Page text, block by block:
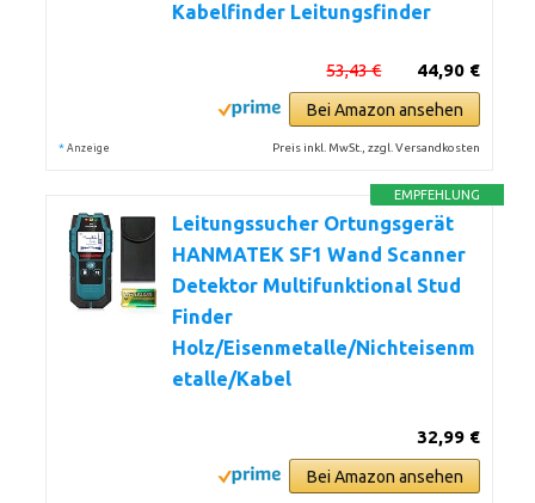
Kabelfinder Leitungsfinder
44,90 €
53,43 €
Bei Amazon ansehen
* Anzeige Preis inkl. MwSt., zzgl. Versandkosten
EMPFEHLUNG
Leitungssucher Ortungsgerät
HANMATEK SF1 Wand Scanner
Detektor Multifunktional Stud
Finder
Holz/Eisenmetalle/Nichteisenm
etalle/Kabel
32,99 €
Bei Amazon ansehen